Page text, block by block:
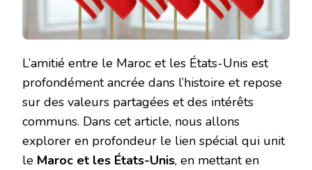
L’amitié entre le Maroc et les États-Unis est
profondément ancrée dans l’histoire et repose
sur des valeurs partagées et des intérêts
communs. Dans cet article, nous allons
explorer en profondeur le lien spécial qui unit
le Maroc et les États-Unis, en mettant en